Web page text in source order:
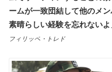
ームが一致団結して他のメ
素晴らしい経験を忘れないよ
フィリッペ・トレド